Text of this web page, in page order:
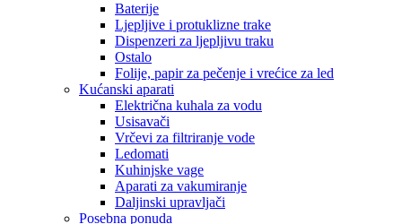
Baterije
Ljepljive i protuklizne trake
Dispenzeri za ljepljivu traku
Ostalo
Folije, papir za pečenje i vrećice za led
Kućanski aparati
Električna kuhala za vodu
Usisavači
Vrčevi za filtriranje vode
Ledomati
Kuhinjske vage
Aparati za vakumiranje
Daljinski upravljači
Posebna ponuda